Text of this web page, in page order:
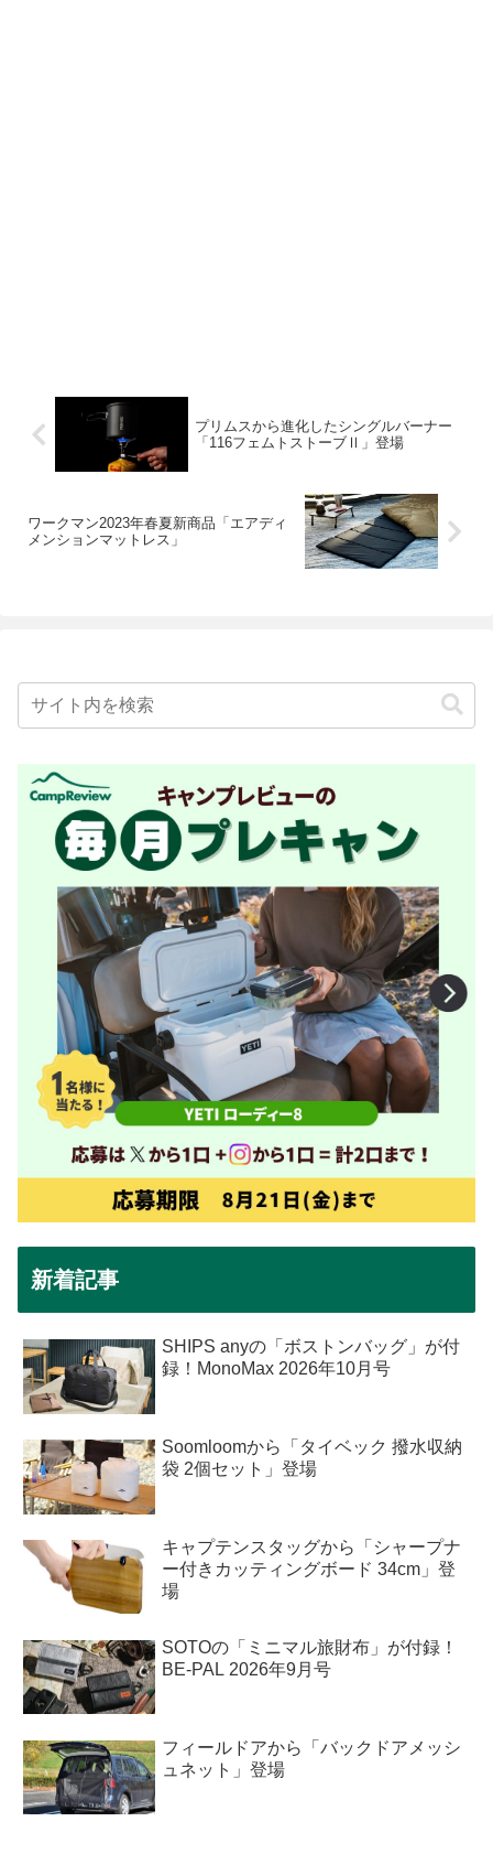
プリムスから進化したシングルバーナー
「116フェムトストーブⅡ」登場
ワークマン2023年春夏新商品「エアディ
メンションマットレス」
新着記事
SHIPS anyの「ボストンバッグ」が付
録！MonoMax 2026年10月号
Soomloomから「タイベック 撥水収納
袋 2個セット」登場
キャプテンスタッグから「シャープナ
ー付きカッティングボード 34cm」登
場
SOTOの「ミニマル旅財布」が付録！
BE-PAL 2026年9月号
フィールドアから「バックドアメッシ
ュネット」登場